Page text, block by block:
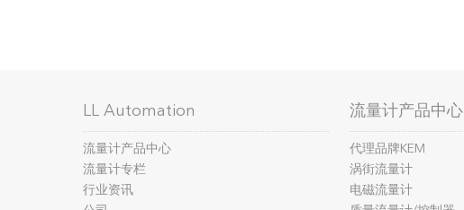
LL Automation
流量计产品中心
流量计专栏
行业资讯
流量计产品中心
代理品牌KEM
涡街流量计
电磁流量计